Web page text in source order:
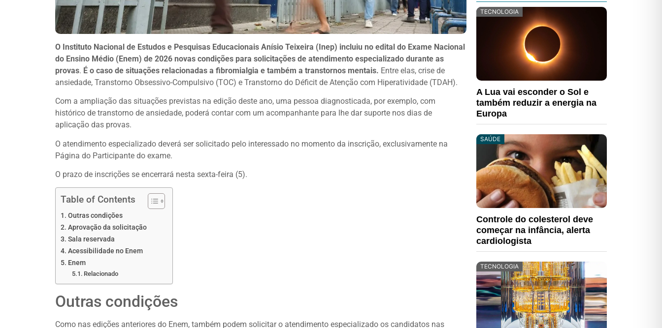
O Instituto Nacional de Estudos e Pesquisas Educacionais Anísio Teixeira (Inep) incluiu no edital do Exame Nacional
do Ensino Médio (Enem) de 2026 novas condições para solicitações de atendimento especializado durante as
provas. É o caso de situações relacionadas a fibromialgia e também a transtornos mentais. Entre elas, crise de
ansiedade, Transtorno Obsessivo-Compulsivo (TOC) e Transtorno do Déficit de Atenção com Hiperatividade (TDAH).
Com a ampliação das situações previstas na edição deste ano, uma pessoa diagnosticada, por exemplo, com
histórico de transtorno de ansiedade, poderá contar com um acompanhante para lhe dar suporte nos dias de
aplicação das provas.
O atendimento especializado deverá ser solicitado pelo interessado no momento da inscrição, exclusivamente na
Página do Participante do exame.
O prazo de inscrições se encerrará nesta sexta-feira (5).
Table of Contents
Outras condições
Aprovação da solicitação
Sala reservada
Acessibilidade no Enem
Enem
Relacionado
Outras condições
Como nas edições anteriores do Enem, também podem solicitar o atendimento especializado os candidatos nas
TECNOLOGIA
A Lua vai esconder o Sol e
também reduzir a energia na
Europa
SAÚDE
Controle do colesterol deve
começar na infância, alerta
cardiologista
TECNOLOGIA